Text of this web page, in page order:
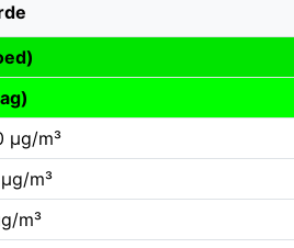
µg/m³
m³
m³